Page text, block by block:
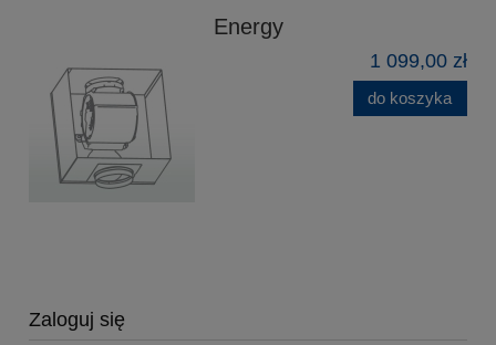
Energy
1 099,00 zł
do koszyka
Zaloguj się